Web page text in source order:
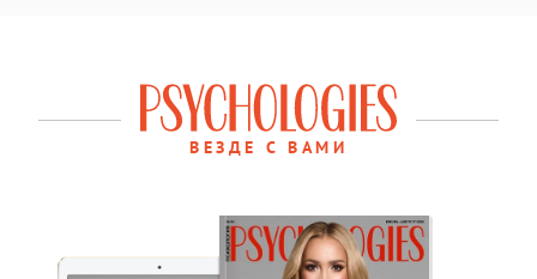
ВЕЗДЕ С ВАМИ